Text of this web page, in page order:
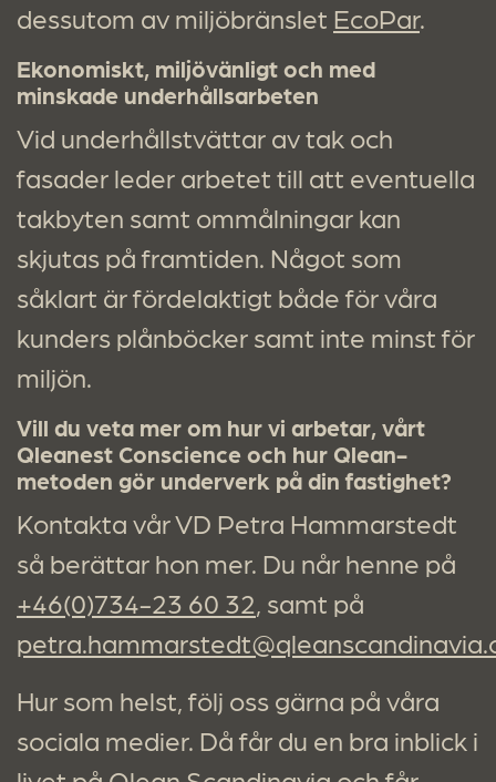
dessutom av miljöbränslet EcoPar.
Ekonomiskt, miljövänligt och med
minskade underhållsarbeten
Vid underhållstvättar av tak och
fasader leder arbetet till att eventuella
takbyten samt ommålningar kan
skjutas på framtiden. Något som
såklart är fördelaktigt både för våra
kunders plånböcker samt inte minst för
miljön.
Vill du veta mer om hur vi arbetar, vårt
Qleanest Conscience och hur Qlean-
metoden gör underverk på din fastighet?
Kontakta vår VD Petra Hammarstedt
så berättar hon mer. Du når henne på
+46(0)734-23 60 32 , samt på
Hur som helst, följ oss gärna på våra
sociala medier. Då får du en bra inblick i